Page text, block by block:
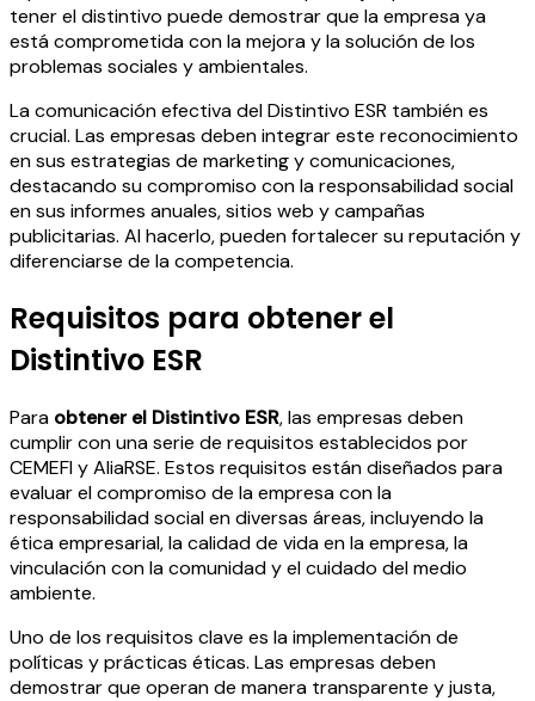
tener el distintivo puede demostrar que la empresa ya
está comprometida con la mejora y la solución de los
problemas sociales y ambientales.
La comunicación efectiva del Distintivo ESR también es
crucial. Las empresas deben integrar este reconocimiento
en sus estrategias de marketing y comunicaciones,
destacando su compromiso con la responsabilidad social
en sus informes anuales, sitios web y campañas
publicitarias. Al hacerlo, pueden fortalecer su reputación y
diferenciarse de la competencia.
Requisitos para obtener el
Distintivo ESR
Para obtener el Distintivo ESR, las empresas deben
cumplir con una serie de requisitos establecidos por
CEMEFI y AliaRSE. Estos requisitos están diseñados para
evaluar el compromiso de la empresa con la
responsabilidad social en diversas áreas, incluyendo la
ética empresarial, la calidad de vida en la empresa, la
vinculación con la comunidad y el cuidado del medio
ambiente.
Uno de los requisitos clave es la implementación de
políticas y prácticas éticas. Las empresas deben
demostrar que operan de manera transparente y justa,